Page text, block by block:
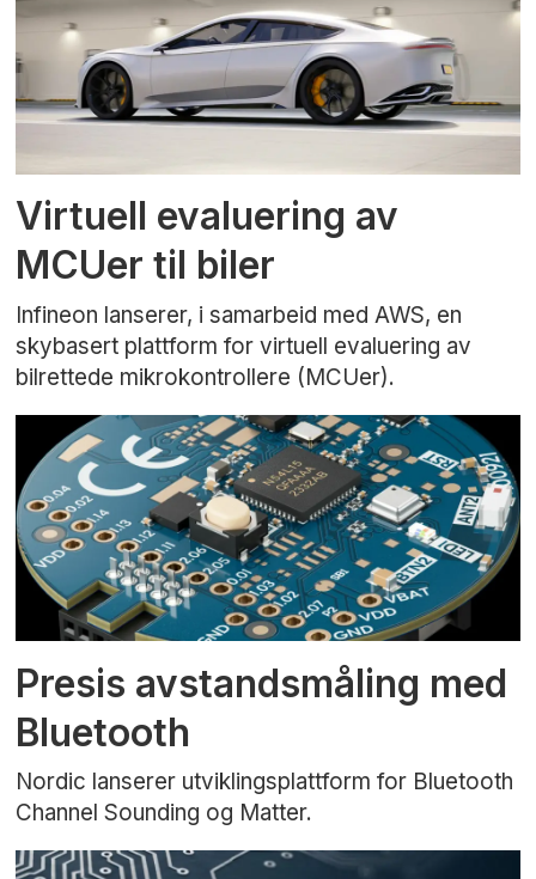
Virtuell evaluering av
MCUer til biler
Infineon lanserer, i samarbeid med AWS, en
skybasert plattform for virtuell evaluering av
bilrettede mikrokontrollere (MCUer).
Presis avstandsmåling med
Bluetooth
Nordic lanserer utviklingsplattform for Bluetooth
Channel Sounding og Matter.